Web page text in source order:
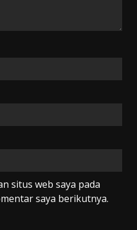
situs web saya pada
saya berikutnya.